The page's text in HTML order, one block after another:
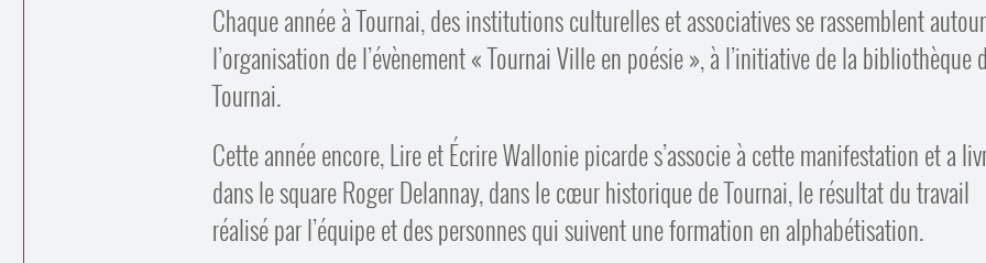
Chaque année à Tournai, des institutions culturelles et associatives se rassemblent
l’organisation de l’évènement « Tournai Ville en poésie », à l’initiative de la bibliothèque
Tournai.
Cette année encore, Lire et Écrire Wallonie picarde s’associe à cette manifestation et a
dans le square Roger Delannay, dans le cœur historique de Tournai, le résultat du travail
réalisé par l’équipe et des personnes qui suivent une formation en alphabétisation.